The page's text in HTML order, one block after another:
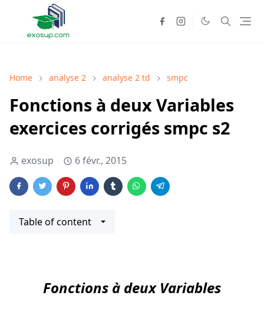
Home analyse 2 analyse 2 td smpc
Fonctions à deux Variables
exercices corrigés smpc s2
exosup 6 févr., 2015
Table of content
Fonctions à deux Variables